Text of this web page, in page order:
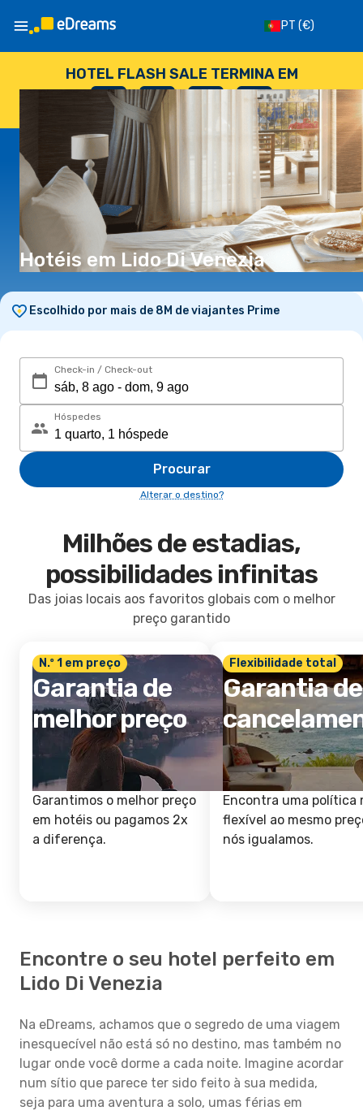
PT (€)
HOTEL FLASH SALE TERMINA EM
--
DIAS
: --
HORAS
: --
SEGUNDOS
Hotéis em Lido Di Venezia
Escolhido por mais de 8M de viajantes Prime
Check-in / Check-out
Hóspedes
Procurar
Alterar o destino?
Milhões de estadias,
possibilidades infinitas
Das joias locais aos favoritos globais com o melhor
preço garantido
N.º 1 em preço
Garantia de
melhor preço
Garantimos o melhor preço
em hotéis ou pagamos 2x
a diferença.
Flexibilidade total
Garantia de
Encontra uma política
flexível ao mesmo
nós igualamos.
Encontre o seu hotel perfeito em
Lido Di Venezia
Na eDreams, achamos que o segredo de uma viagem
inesquecível não está só no destino, mas também no
lugar onde você dorme a cada noite. Imagine acordar
num sítio que parece ter sido feito à sua medida,
seja para uma aventura a solo, umas férias em